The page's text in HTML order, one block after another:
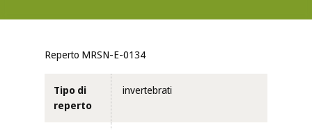
Reperto MRSN-E-0134
Tipo di
reperto
invertebrati